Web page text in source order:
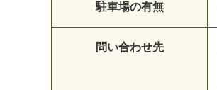
駐車場の有無
問い合わせ先